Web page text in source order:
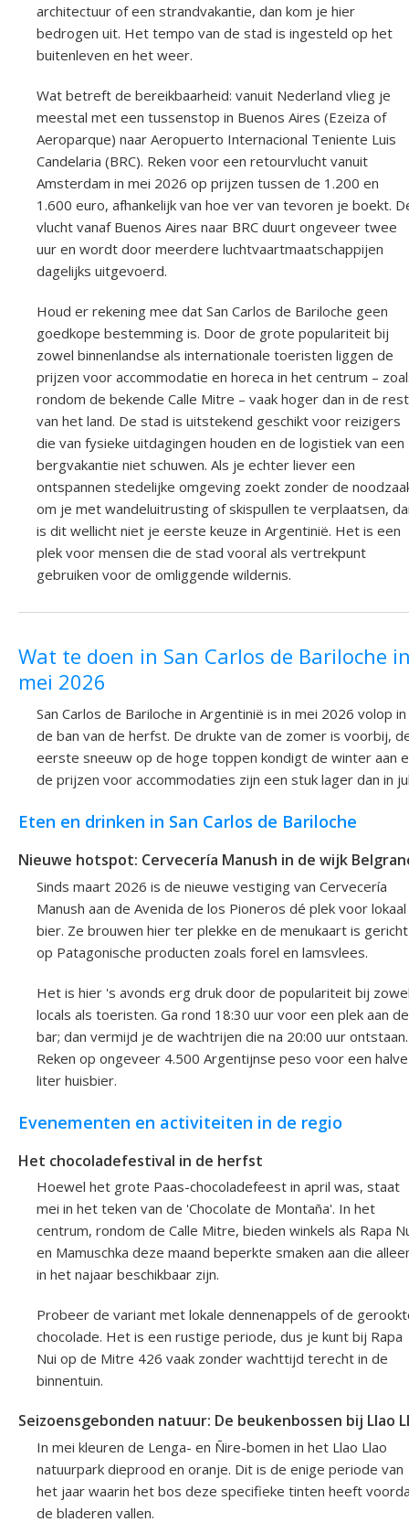
architectuur of een strandvakantie, dan kom je hier
bedrogen uit. Het tempo van de stad is ingesteld op het
buitenleven en het weer.
Wat betreft de bereikbaarheid: vanuit Nederland vlieg je
meestal met een tussenstop in Buenos Aires (Ezeiza of
Aeroparque) naar Aeropuerto Internacional Teniente Luis
Candelaria (BRC). Reken voor een retourvlucht vanuit
Amsterdam in mei 2026 op prijzen tussen de 1.200 en
1.600 euro, afhankelijk van hoe ver van tevoren je boekt.
vlucht vanaf Buenos Aires naar BRC duurt ongeveer twee
uur en wordt door meerdere luchtvaartmaatschappijen
dagelijks uitgevoerd.
Houd er rekening mee dat San Carlos de Bariloche geen
goedkope bestemming is. Door de grote populariteit bij
zowel binnenlandse als internationale toeristen liggen de
prijzen voor accommodatie en horeca in het centrum –
rondom de bekende Calle Mitre – vaak hoger dan in de rest
van het land. De stad is uitstekend geschikt voor reizigers
die van fysieke uitdagingen houden en de logistiek van een
bergvakantie niet schuwen. Als je echter liever een
ontspannen stedelijke omgeving zoekt zonder de
om je met wandeluitrusting of skispullen te verplaatsen,
is dit wellicht niet je eerste keuze in Argentinië. Het is een
plek voor mensen die de stad vooral als vertrekpunt
gebruiken voor de omliggende wildernis.
Wat te doen in San Carlos de Bariloche
mei 2026
San Carlos de Bariloche in Argentinië is in mei 2026 volop in
de ban van de herfst. De drukte van de zomer is voorbij,
eerste sneeuw op de hoge toppen kondigt de winter aan
de prijzen voor accommodaties zijn een stuk lager dan in
Eten en drinken in San Carlos de Bariloche
Nieuwe hotspot: Cervecería Manush in de wijk
Sinds maart 2026 is de nieuwe vestiging van Cervecería
Manush aan de Avenida de los Pioneros dé plek voor lokaal
bier. Ze brouwen hier ter plekke en de menukaart is gericht
op Patagonische producten zoals forel en lamsvlees.
Het is hier 's avonds erg druk door de populariteit bij
locals als toeristen. Ga rond 18:30 uur voor een plek aan de
bar; dan vermijd je de wachtrijen die na 20:00 uur ontstaan.
Reken op ongeveer 4.500 Argentijnse peso voor een halve
liter huisbier.
Evenementen en activiteiten in de regio
Het chocoladefestival in de herfst
Hoewel het grote Paas-chocoladefeest in april was, staat
mei in het teken van de 'Chocolate de Montaña'. In het
centrum, rondom de Calle Mitre, bieden winkels als Rapa
en Mamuschka deze maand beperkte smaken aan die
in het najaar beschikbaar zijn.
Probeer de variant met lokale dennenappels of de
chocolade. Het is een rustige periode, dus je kunt bij Rapa
Nui op de Mitre 426 vaak zonder wachttijd terecht in de
binnentuin.
Seizoensgebonden natuur: De beukenbossen bij Llao
In mei kleuren de Lenga- en Ñire-bomen in het Llao Llao
natuurpark dieprood en oranje. Dit is de enige periode van
het jaar waarin het bos deze specifieke tinten heeft
de bladeren vallen.